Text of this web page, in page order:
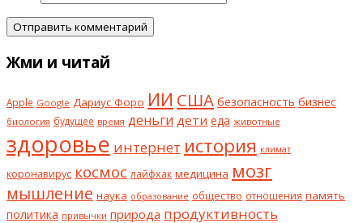
Жми и читай
Apple Google Дариус Форо ИИ США безопасность бизнес
биология будущее время деньги дети еда животные
здоровье интернет история климат
коронавирус космос лайфхак медицина мозг
мышление наука образование общество отношения память
политика привычки природа продуктивность